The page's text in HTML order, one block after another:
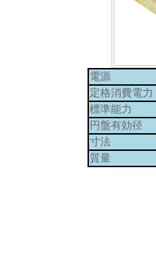
電源
定格消費電力
標準能力
円盤有効径
寸法
質量